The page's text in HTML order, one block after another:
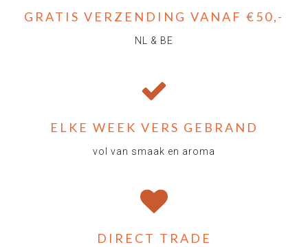
GRATIS VERZENDING VANAF €50,-
NL & BE
ELKE WEEK VERS GEBRAND
vol van smaak en aroma
DIRECT TRADE